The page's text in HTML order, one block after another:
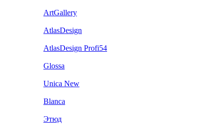
ArtGallery
AtlasDesign
AtlasDesign Profi54
Glossa
Unica New
Blanca
Этюд